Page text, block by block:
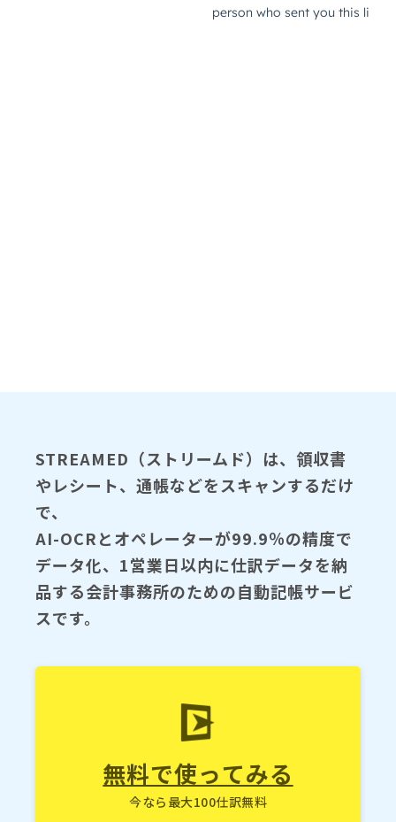
STREAMED（ストリームド）は、領収書
やレシート、通帳などをスキャンするだけ
で、
AI-OCRとオペレーターが99.9％の精度で
データ化、1営業日以内に仕訳データを納
品する会計事務所のための自動記帳サービ
スです。
無料で使ってみる
今なら最大100仕訳無料